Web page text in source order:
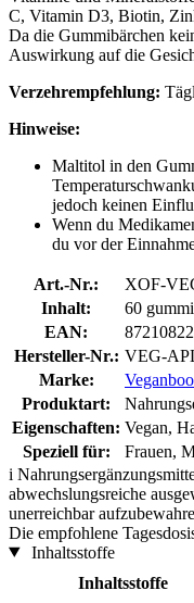
C, Vitamin D3, Biotin,
Da die Gummibärchen
Auswirkung auf die
Verzehrempfehlung:
Hinweise:
Maltitol in den
jedoch keinen
Wenn du
du vor der
Art.-Nr.:
XOF-
Inhalt:
60
EAN:
Hersteller-Nr.: VEG-
Marke:
Produktart:
Eigenschaften: Vegan,
Speziell für:
Frauen,
i
abwechslungsreiche
unerreichbar
Die empfohlene
Inhaltsstoffe
Inhaltsstoffe